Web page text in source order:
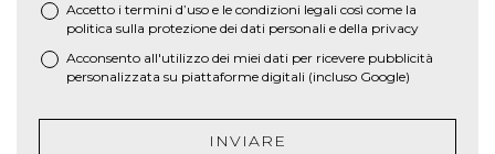
* Accetto i termini d’uso e le condizioni legali così come la
politica sulla protezione dei dati personali e della privacy
Acconsento all'utilizzo dei miei dati per ricevere pubblicità
personalizzata su piattaforme digitali (incluso Google)
INVIARE